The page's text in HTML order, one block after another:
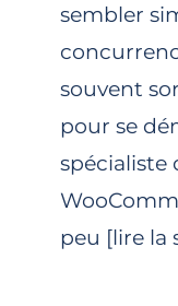
sembler
souvent
pour se
spécialiste
peu [lire la